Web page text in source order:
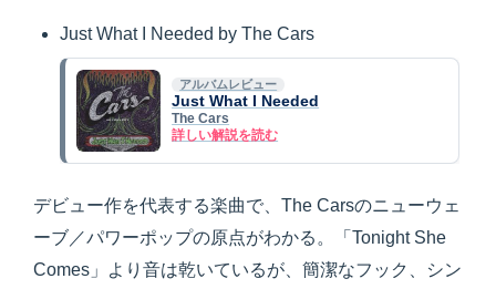
Just What I Needed by The Cars
アルバムレビュー
Just What I Needed
The Cars
詳しい解説を読む
デビュー作を代表する楽曲で、The Carsのニューウェ
ーブ／パワーポップの原点がわかる。「Tonight She
Comes」より音は乾いているが、簡潔なフック、シン